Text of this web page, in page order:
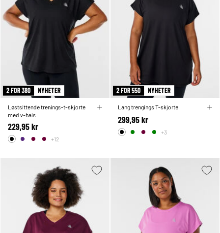
2 FOR 380 NYHETER
Løstsittende trenings-t-skjorte
med v-hals
229,95 kr
+12
2 FOR 550 NYHETER
Lang trengings T-skjorte
299,95 kr
+3